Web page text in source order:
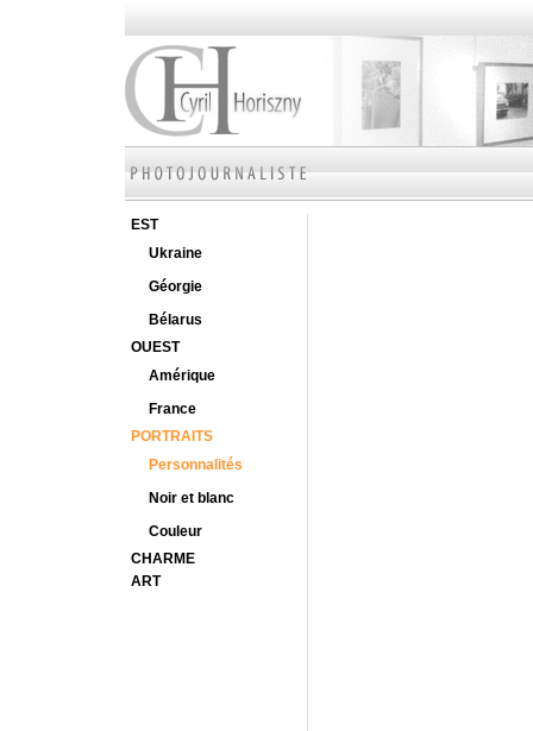
EST
Ukraine
Géorgie
Bélarus
OUEST
Amérique
France
PORTRAITS
Personnalités
Noir et blanc
Couleur
CHARME
ART